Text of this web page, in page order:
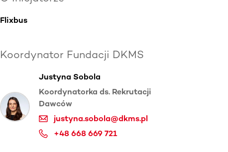
Flixbus
Koordynator Fundacji DKMS
Justyna Sobola
Koordynatorka ds. Rekrutacji
Dawców
justyna.sobola@dkms.pl
+48 668 669 721